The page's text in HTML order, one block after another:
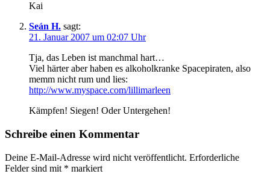
Kai
Seán H. sagt:
21. Januar 2007 um 02:07 Uhr
Tja, das Leben ist manchmal hart…
Viel härter aber haben es alkoholkranke Spacepiraten, also
memm nicht rum und lies:
http://www.myspace.com/lillimarleen
Kämpfen! Siegen! Oder Untergehen!
Schreibe einen Kommentar
Deine E-Mail-Adresse wird nicht veröffentlicht. Erforderliche
Felder sind mit * markiert